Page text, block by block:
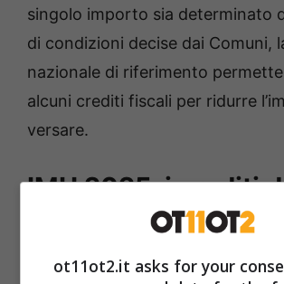
singolo importo sia determinato
di condizioni decise dai Comuni,
nazionale di riferimento
alcuni crediti fiscali per ridurre
versare.
IMU 2025, i crediti
sfruttare per pagare
meno
ot11ot2.it asks for your